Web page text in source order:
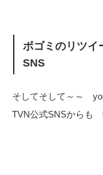
ボゴミのリツ
SNS
そしてそして～～
TVN公式SNSからも